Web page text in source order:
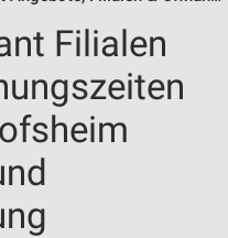
Filialen